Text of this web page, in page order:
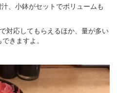
、小鉢がセットでボリュームも
対応してもらえるほか、量が多い
きますよ。